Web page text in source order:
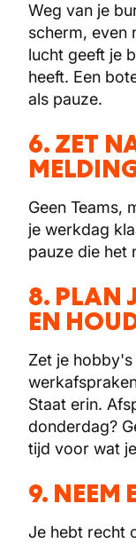
Weg van je
scherm, even
lucht geeft je
heeft. Een
als pauze.
6. ZET
Geen Teams,
je werkdag
pauze die het
8. PLAN
EN
Zet je
Staat erin.
donderdag?
tijd voor wat
9. NEEM
Je hebt recht